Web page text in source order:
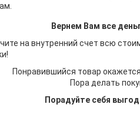
Вернем Вам все
на внутренний счет всю
Понравившийся товар
Пора делать
Порадуйте себя